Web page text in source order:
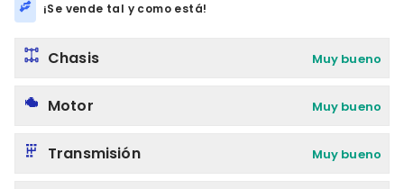
¡Se vende tal y como está!
Chasis Muy bueno
Motor Muy bueno
Transmisión Muy bueno